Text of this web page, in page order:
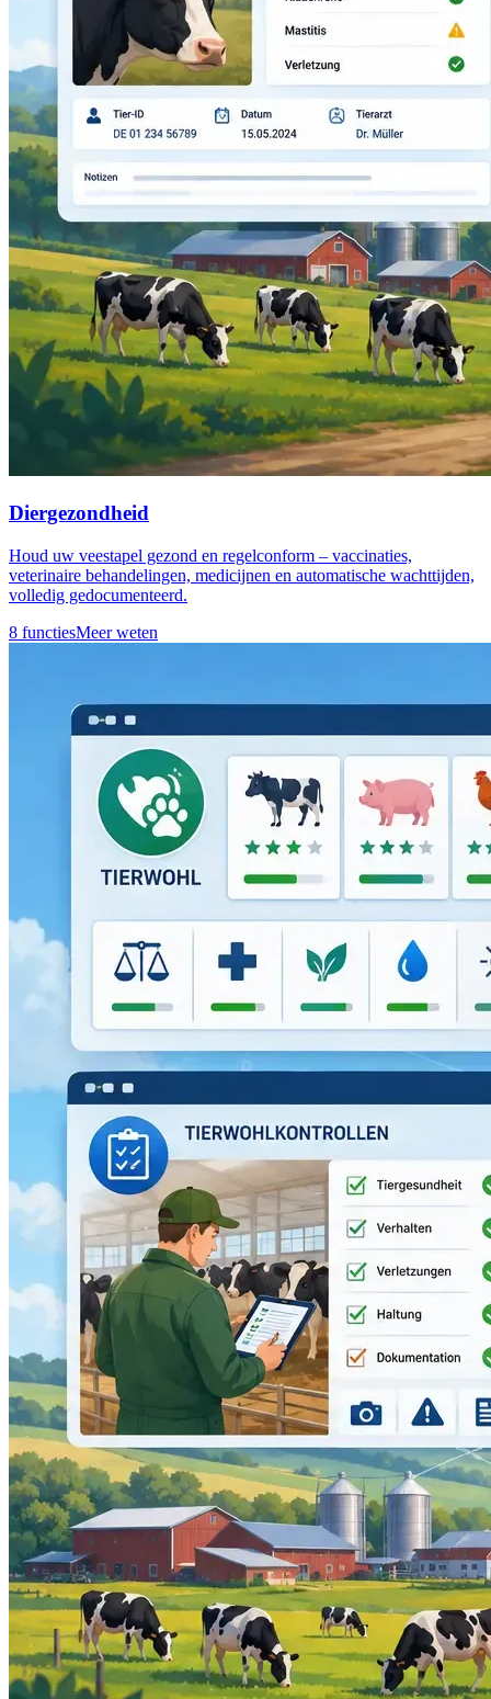
Diergezondheid
Houd uw veestapel gezond en regelconform – vaccinaties,
veterinaire behandelingen, medicijnen en automatische wachttijden,
volledig gedocumenteerd.
8 functiesMeer weten